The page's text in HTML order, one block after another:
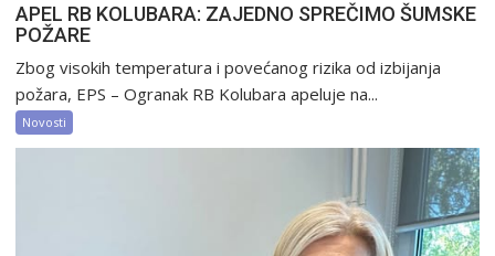
APEL RB KOLUBARA: ZAJEDNO SPREČIMO ŠUMSKE
POŽARE
Zbog visokih temperatura i povećanog rizika od izbijanja
požara, EPS – Ogranak RB Kolubara apeluje na...
Novosti